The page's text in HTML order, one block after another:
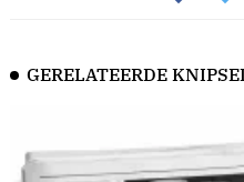
GERELATEERDE